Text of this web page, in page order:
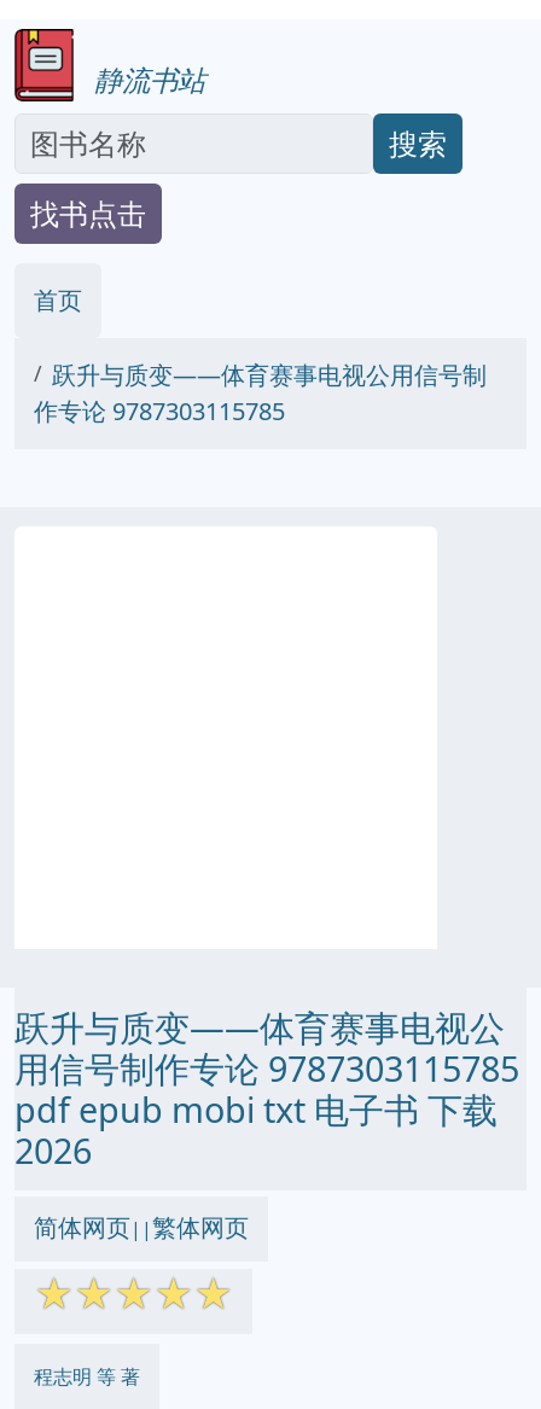
静流书站
搜索
找书点击
首页
跃升与质变——体育赛事电视公用信号制
作专论 9787303115785
跃升与质变——体育赛事电视公
用信号制作专论 9787303115785
pdf epub mobi txt 电子书 下载
2026
简体网页||繁体网页
☆☆☆☆☆
程志明 等 著